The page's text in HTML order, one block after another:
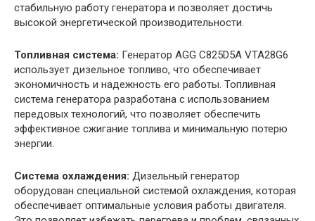
стабильную работу генератора и позволяет достичь
высокой энергетической производительности.
Топливная система: Генератор AGG C825D5A VTA28G6
использует дизельное топливо, что обеспечивает
экономичность и надежность его работы. Топливная
система генератора разработана с использованием
передовых технологий, что позволяет обеспечить
эффективное сжигание топлива и минимальную потерю
энергии.
Система охлаждения: Дизельный генератор
оборудован специальной системой охлаждения, которая
обеспечивает оптимальные условия работы двигателя.